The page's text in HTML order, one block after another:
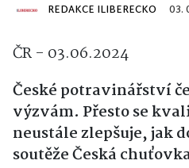
REDAKCE ILIBERECKO 03.
ČR - 03.06.2024
České potravinářství
výzvám. Přesto se
neustále zlepšuje, jak
soutěže Česká